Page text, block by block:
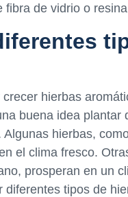
fibra de vidrio o
hierbas
buena idea plantar
Algunas hierbas,
el clima fresco.
prosperan en un
diferentes tipos de